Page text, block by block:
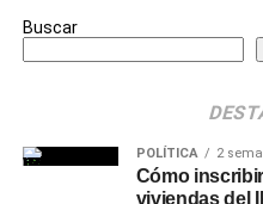
Buscar
POLÍTICA 2
Cómo
viviendas del